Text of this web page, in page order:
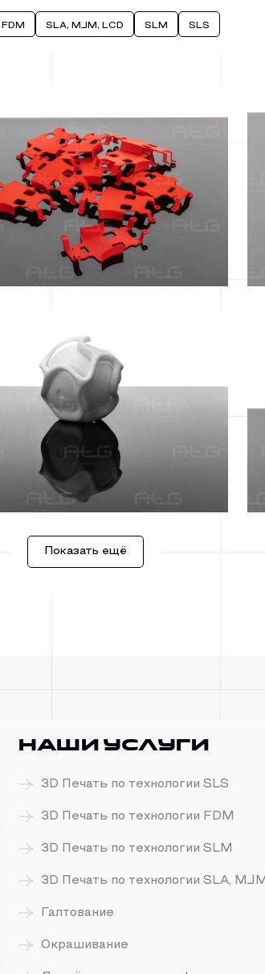
FDM SLA, MJM, LCD SLM SLS
Показать ещё
Наши услуги
3D Печать по технологии SLS
3D Печать по технологии FDM
3D Печать по технологии SLM
3D Печать по технологии SLA,
Галтование
Окрашивание